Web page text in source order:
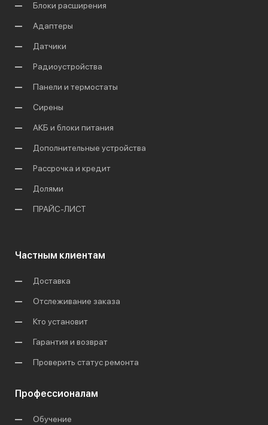
Блоки расширения
Адаптеры
Датчики
Радиоустройства
Панели и термостаты
Сирены
АКБ и блоки питания
Дополнительные устройства
Рассрочка и кредит
Долями
ПРАЙС-ЛИСТ
Частным клиентам
Доставка
Отслеживание заказа
Кто установит
Гарантия и возврат
Проверить статус ремонта
Профессионалам
Обучение